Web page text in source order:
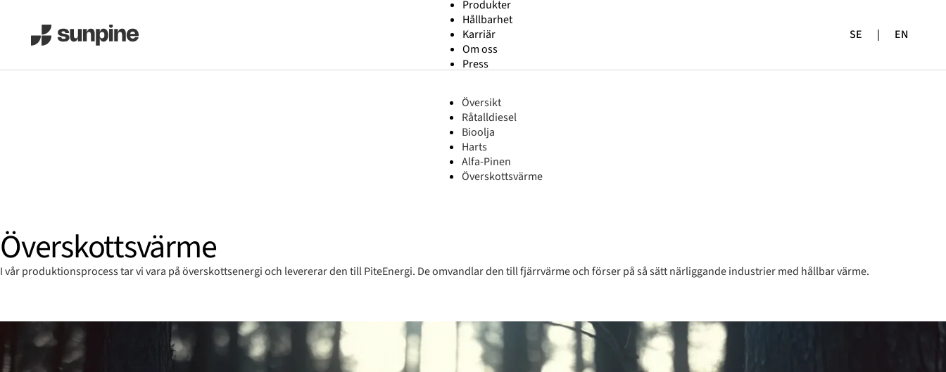
Produkter
Hållbarhet
Karriär
Om oss
Press
SE | EN
Översikt
Råtalldiesel
Bioolja
Harts
Alfa-Pinen
Överskottsvärme
Överskottsvärme
I vår produktionsprocess tar vi vara på överskottsenergi och levererar den till PiteEnergi. De omvandlar den till fjärrvärme och förser på så sätt närliggande industrier med hållbar värme.